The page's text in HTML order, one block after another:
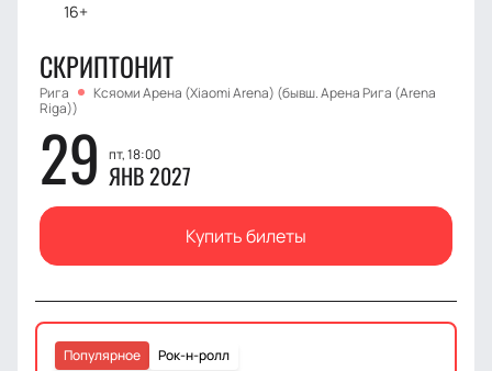
16+
СКРИПТОНИТ
Рига
Ксяоми Арена (Xiaomi Arena) (бывш. Арена Рига (Arena
Riga))
29 пт, 18:00
ЯНВ 2027
Купить билеты
Рок-н-ролл
Популярное